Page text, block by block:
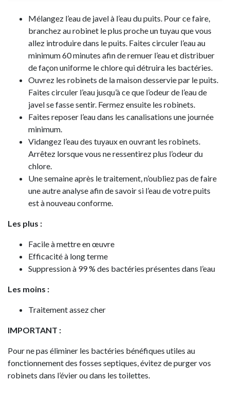
Mélangez l’eau de javel à l’eau du puits. Pour ce faire,
branchez au robinet le plus proche un tuyau que vous
allez introduire dans le puits. Faites circuler l’eau au
minimum 60 minutes afin de remuer l’eau et distribuer
de façon uniforme le chlore qui détruira les bactéries.
Ouvrez les robinets de la maison desservie par le puits.
Faites circuler l’eau jusqu’à ce que l’odeur de l’eau de
javel se fasse sentir. Fermez ensuite les robinets.
Faites reposer l’eau dans les canalisations une journée
minimum.
Vidangez l’eau des tuyaux en ouvrant les robinets.
Arrêtez lorsque vous ne ressentirez plus l’odeur du
chlore.
Une semaine après le traitement, n’oubliez pas de faire
une autre analyse afin de savoir si l’eau de votre puits
est à nouveau conforme.
Les plus :
Facile à mettre en œuvre
Efficacité à long terme
Suppression à 99 % des bactéries présentes dans l’eau
Les moins :
Traitement assez cher
IMPORTANT :
Pour ne pas éliminer les bactéries bénéfiques utiles au
fonctionnement des fosses septiques, évitez de purger vos
robinets dans l’évier ou dans les toilettes.